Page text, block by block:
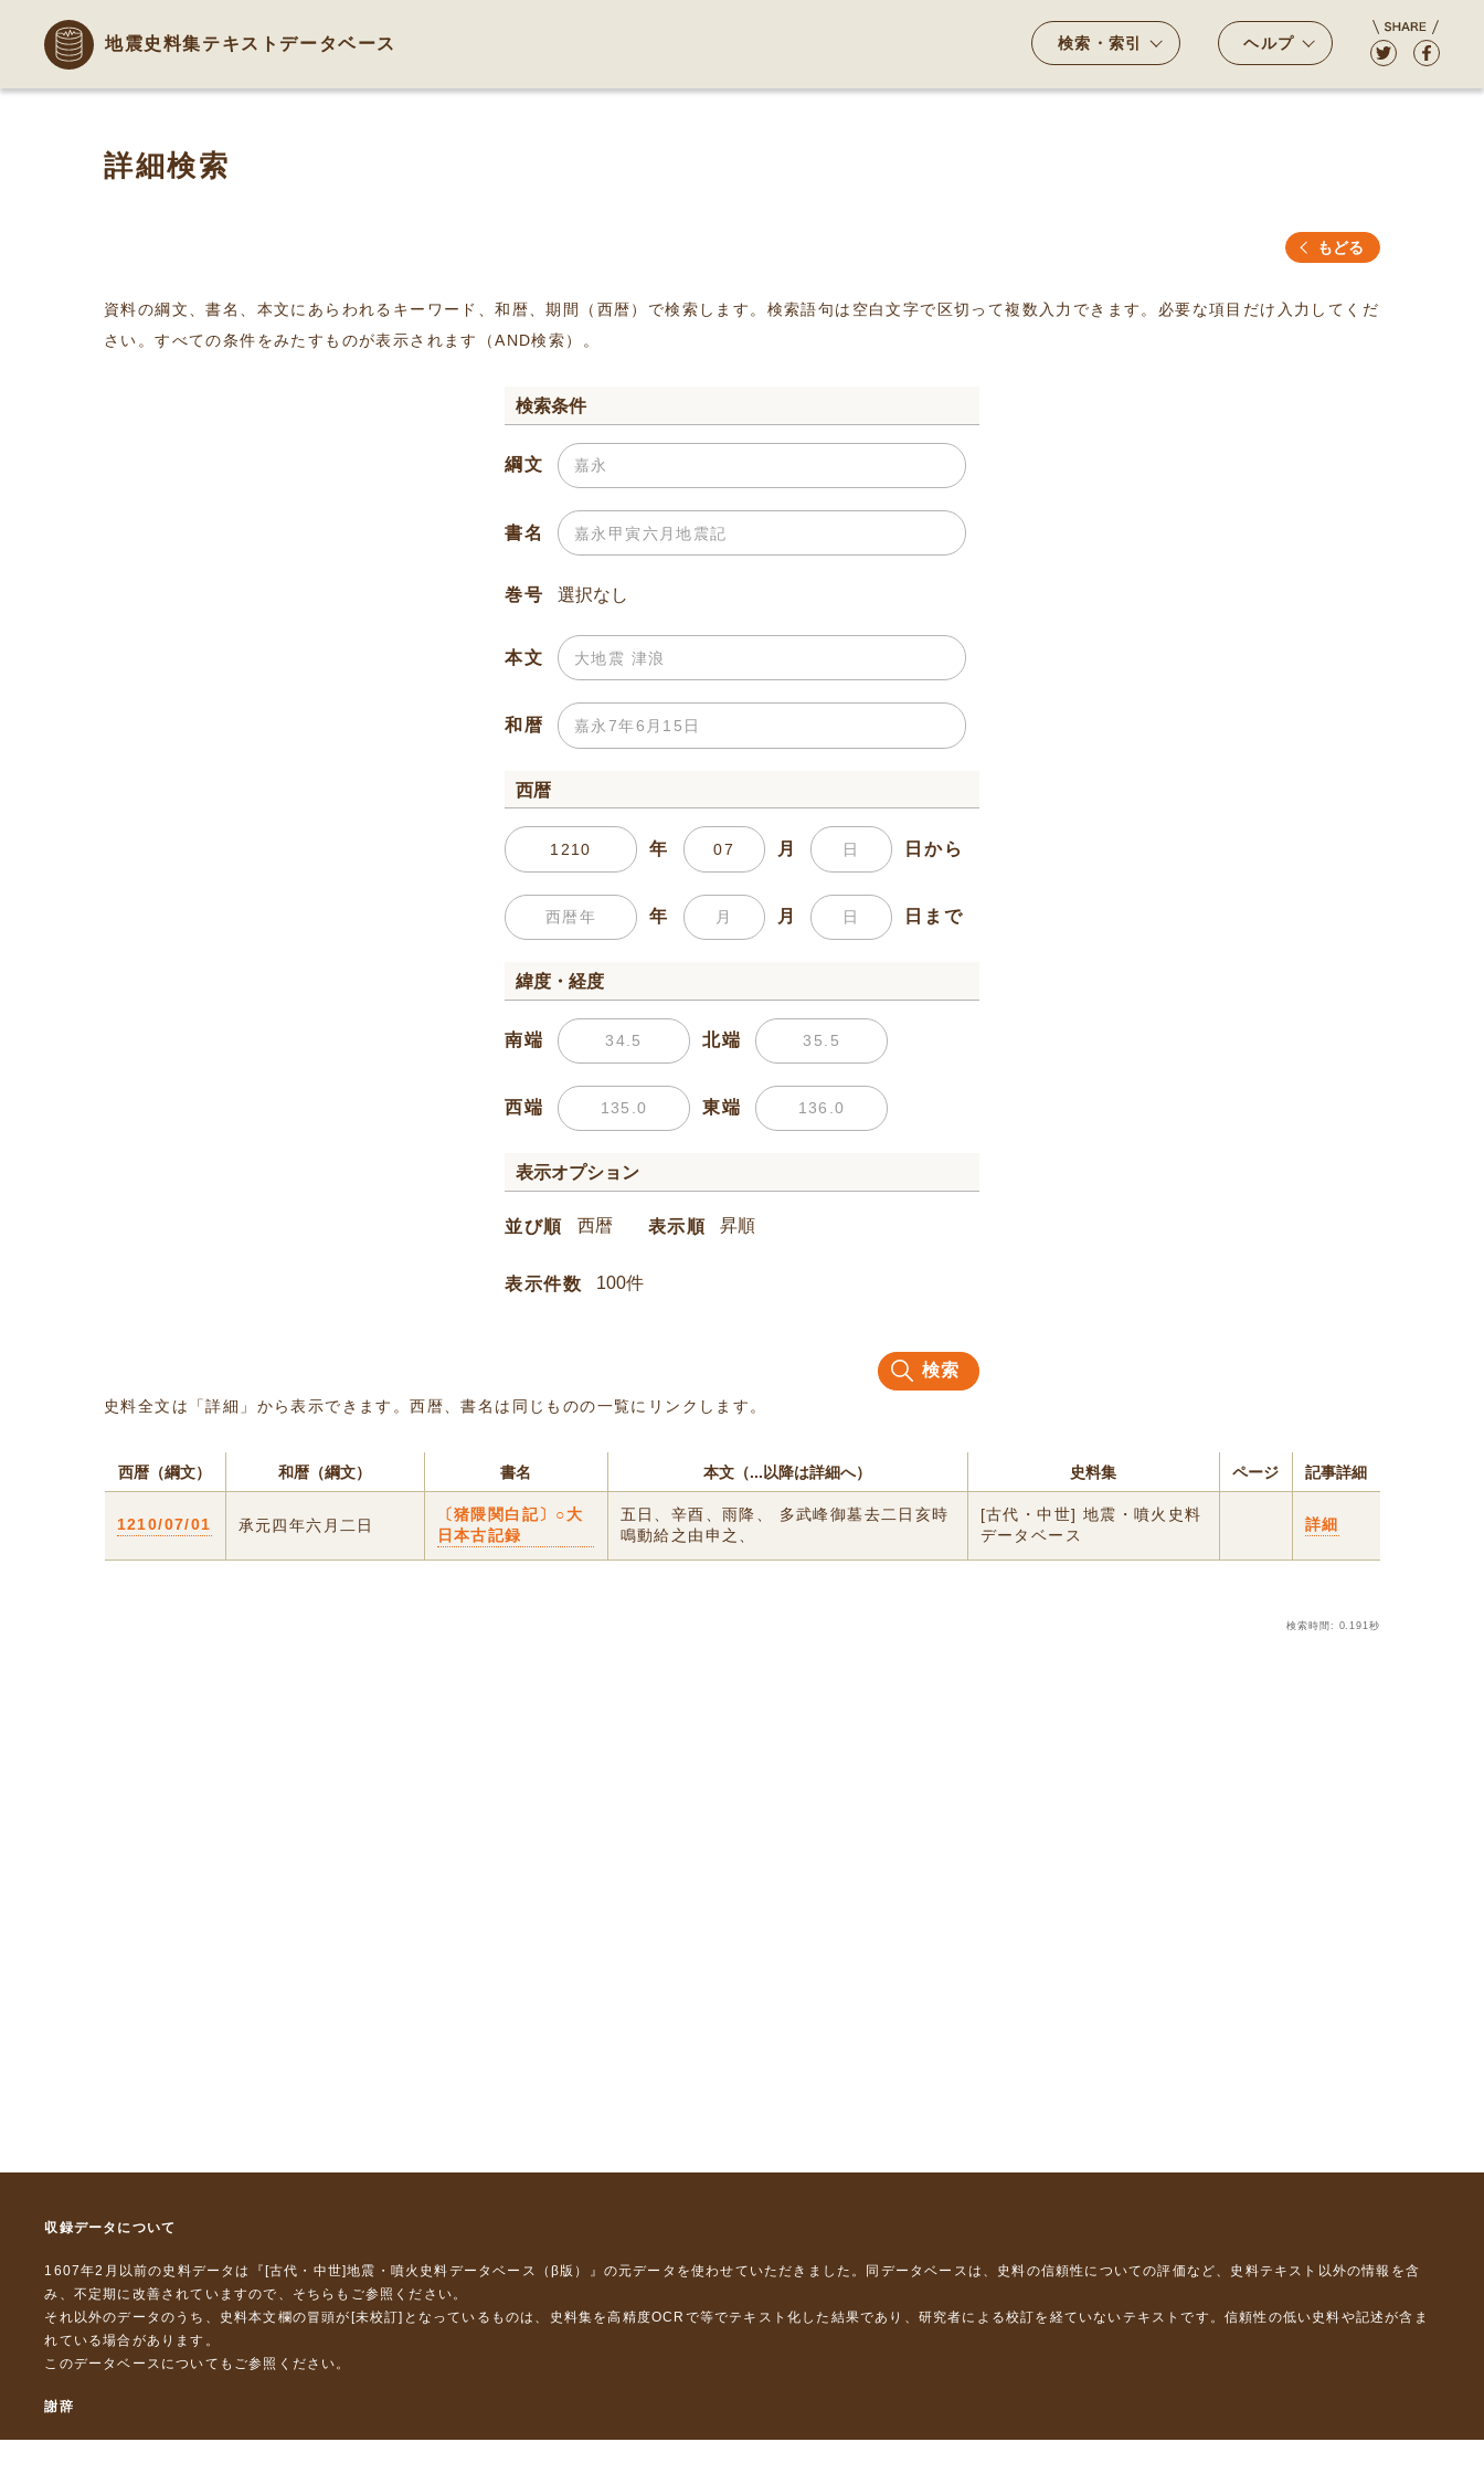
地震史料集テキストデータベース 検索・索引 ヘルプ
詳細検索
もどる
資料の綱文、書名、本文にあらわれるキーワード、和暦、期間（西暦）で検索します。検索語句は空白文字で区切って複数入力できます。必要な項目だけ入力してくだ
さい。すべての条件をみたすものが表示されます（AND検索）。
検索条件
綱文
書名
巻号
本文
和暦
西暦
年 月 日から
年 月 日まで
緯度・経度
南端 北端
西端 東端
表示オプション
並び順 表示順
表示件数
検索
史料全文は「詳細」から表示できます。西暦、書名は同じものの一覧にリンクします。
西暦（綱文） 和暦（綱文） 書名 本文（...以降は詳細へ） 史料集 ページ 記事詳細
1210/07/01 承元四年六月二日
〔猪隈関白記〕○大
日本古記録
五日、辛酉、雨降、 多武峰御墓去二日亥時
鳴動給之由申之、
[古代・中世] 地震・噴火史料
データベース
詳細
検索時間: 0.191秒
収録データについて
1607年2月以前の史料データは『 [古代・中世]地震・噴火史料データベース（β版）』 の元データを使わせていただきました。同データベースは、史料の信頼性についての評価など、史料テキスト以外の情報を含
み、不定期に改善されていますので、 そちら もご参照ください。
それ以外のデータのうち、史料本文欄の冒頭が[未校訂]となっているものは、史料集を高精度OCRで等でテキスト化した結果であり、研究者による校訂を経ていないテキストです。信頼性の低い史料や記述が含ま
れている場合があります。
このデータベースについて もご参照ください。
謝辞